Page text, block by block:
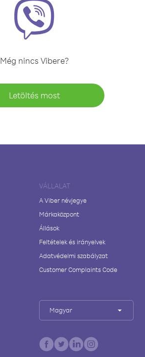
Még nincs Vibere?
Letöltés most
VÁLLALAT
A Viber névjegye
Márkaközpont
Állások
Feltételek és irányelvek
Adatvédelmi szabályzat
Customer Complaints Code
Magyar